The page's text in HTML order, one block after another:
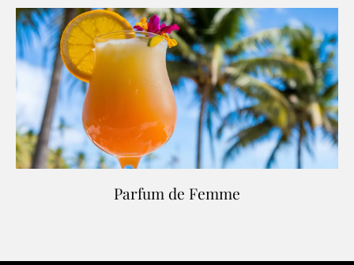
Parfum de Femme